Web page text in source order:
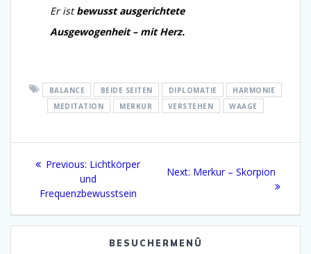
Er istbewusst ausgerichtete
Ausgewogenheit – mit Herz.
BALANCE BEIDE SEITEN DIPLOMATIE
HARMONIE
MEDITATION
MERKUR VERSTEHEN WAAGE
Beitragsnavigation
Previous: Previous
post:
Lichtkörper
und
Frequenzbewusstsein
Next: Next
Merkur – Skorpion
BESUCHERMENÜ